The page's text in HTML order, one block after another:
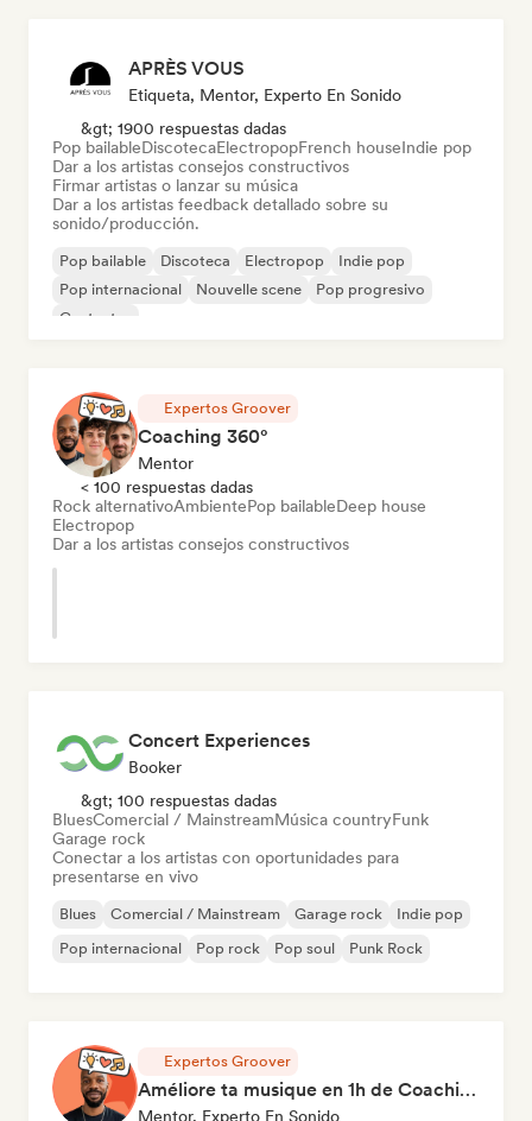
APRÈS VOUS
Etiqueta, Mentor, Experto En Sonido
&gt; 1900 respuestas dadas
Pop bailableDiscotecaElectropopFrench houseIndie pop
Dar a los artistas consejos constructivos
Firmar artistas o lanzar su música
Dar a los artistas feedback detallado sobre su
sonido/producción.
Pop bailable Discoteca Electropop
Indie pop
Pop internacional
Nouvelle scene
Pop progresivo
Cantautor
Expertos Groover
Coaching 360°
Mentor
< 100 respuestas dadas
Rock alternativoAmbientePop bailableDeep house
Electropop
Dar a los artistas consejos constructivos
Concert Experiences
Booker
&gt; 100 respuestas dadas
BluesComercial / MainstreamMúsica countryFunk
Garage rock
Conectar a los artistas con oportunidades para
presentarse en vivo
Blues Comercial / Mainstream Garage rock
Indie pop
Pop internacional
Pop rock Pop soul Punk Rock
Expertos Groover
Améliore ta musique en 1h de Coaching
Mentor, Experto En Sonido